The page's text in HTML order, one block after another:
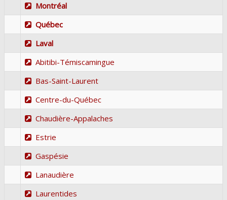
Montréal
Québec
Laval
Abitibi-Témiscamingue
Bas-Saint-Laurent
Centre-du-Québec
Chaudière-Appalaches
Estrie
Gaspésie
Lanaudière
Laurentides